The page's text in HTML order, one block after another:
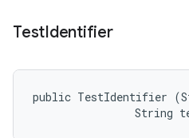
TestIdentifier
public TestIdentifier
String